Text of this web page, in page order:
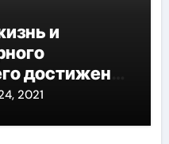
и
достижения
2021